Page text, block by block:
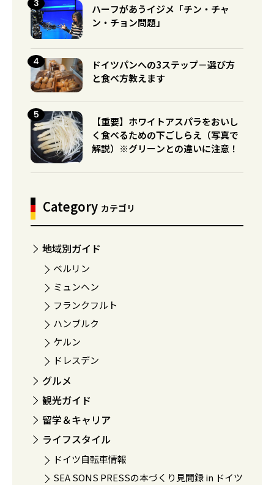
ハーフがあうイジメ「チン・チャ
ン・チョン問題」
ドイツパンへの3ステップ－選び方
と食べ方教えます
【重要】ホワイトアスパラをおいし
く食べるための下ごしらえ（写真で
解説）※グリーンとの違いに注意！
Category カテゴリ
地域別ガイド
ベルリン
ミュンヘン
フランクフルト
ハンブルク
ケルン
ドレスデン
グルメ
観光ガイド
留学＆キャリア
ライフスタイル
ドイツ自転車情報
SEA SONS PRESSの本づくり見聞録 in ドイツ